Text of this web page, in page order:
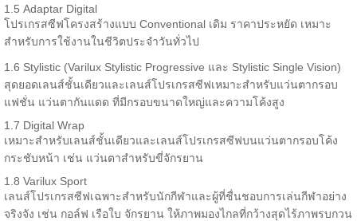
1.5 Adaptar Digital
โปรเกรสซีฟโครงสร้างแบบ Conventional เดิม ราคาประหยัด เหมาะ
สำหรับการใช้งานในชีวิตประจำวันทั่วไป
1.6 Stylistic (Varilux Stylistic Progressive และ Stylistic Single Vision)
สุดยอดเลนส์ชั้นเดียวและเลนส์โปรเกรสซีฟเหมาะสำหรับแว่นตากรอบ
แฟชั่น แว่นตากันแดด ที่มีกรอบขนาดใหญ่และความโค้งสูง
1.7 Digital Wrap
เหมาะสำหรับเลนส์ชั้นเดียวและเลนส์โปรเกรสซีฟบนแว่นตากรอบโค้ง
กระชับหน้า เช่น แว่นตาสำหรับขี่จักรยาน
1.8 Varilux Sport
เลนส์โปรเกรสซีฟเฉพาะสำหรับนักกีฬาและผู้ที่ชื่นชอบการเล่นกีฬาอย่าง
จริงจัง เช่น กอล์ฟ เรือใบ จักรยาน ให้ภาพมองไกลที่กว้างสุดไร้ภาพรบกวน